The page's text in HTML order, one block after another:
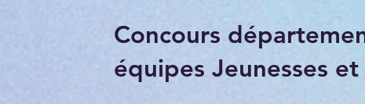
Concours
équipes Jeunesses